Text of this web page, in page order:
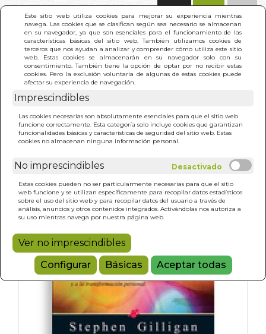
Este sitio web utiliza cookies para mejorar su experiencia mientras
navega. Las cookies que se clasifican según sea necesario se almacenan
en su navegador, ya que son esenciales para el funcionamiento de las
características básicas del sitio web. También utilizamos cookies de
terceros que nos ayudan a analizar y comprender cómo utiliza este sitio
web. Estas cookies se almacenarán en su navegador solo con su
consentimiento. También tiene la opción de optar por no recibir estas
cookies. Pero la exclusión voluntaria de algunas de estas cookies puede
afectar su experiencia de navegación.
Imprescindibles
Las cookies necesarias son absolutamente esenciales para que el sitio web
funcione correctamente. Esta categoría solo incluye cookies que garantizan
funcionalidades básicas y características de seguridad del sitio web. Estas
cookies no almacenan ninguna información personal.
No imprescindibles
Estas cookies pueden no ser particularmente necesarias para que el sitio
web funcione y se utilizan específicamente para recopilar datos estadísticos
sobre el uso del sitio web y para recopilar datos del usuario a través de
análisis, anuncios y otros contenidos integrados. Activándolas nos autoriza a
su uso mientras navega por nuestra página web.
Ver no imprescindibles
Configurar
Básicas Aceptar todas
INICIO > TRANCE GENERATIVO